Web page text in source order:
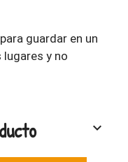
guardar en un
y no
keyboard_arrow_down